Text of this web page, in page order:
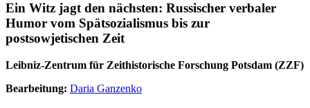
Ein Witz jagt den nächsten: Russischer verbaler
Humor vom Spätsozialismus bis zur
postsowjetischen Zeit
Leibniz-Zentrum für Zeithistorische Forschung Potsdam (ZZF)
Bearbeitung: Daria Ganzenko